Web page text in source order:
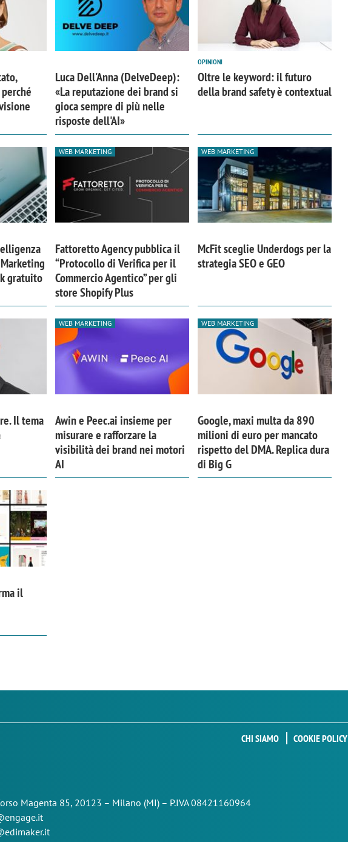
Luca Dell'Anna (DelveDeep):
«La reputazione dei brand si
gioca sempre di più nelle
risposte dell'AI»
OPINIONI
Oltre le keyword: il futuro
della brand safety è contextual
gratuito
WEB MARKETING
Fattoretto Agency pubblica il
“Protocollo di Verifica per il
Commercio Agentico” per gli
store Shopify Plus
WEB MARKETING
McFit sceglie Underdogs per la
strategia SEO e GEO
Il tema
WEB MARKETING
Awin e Peec.ai insieme per
misurare e rafforzare la
visibilità dei brand nei motori
AI
WEB MARKETING
Google, maxi multa da 890
milioni di euro per mancato
rispetto del DMA. Replica dura
di Big G
il
resta centrale, l’AI deve
il talento»
Doxa: «Non basta più descrivere i
fenomeni: bisogna comprenderli e
tradurli in azioni»
CHI SIAMO COOKIE POLICY
Magenta 85, 20123 – Milano (MI) – P.IVA 08421160964